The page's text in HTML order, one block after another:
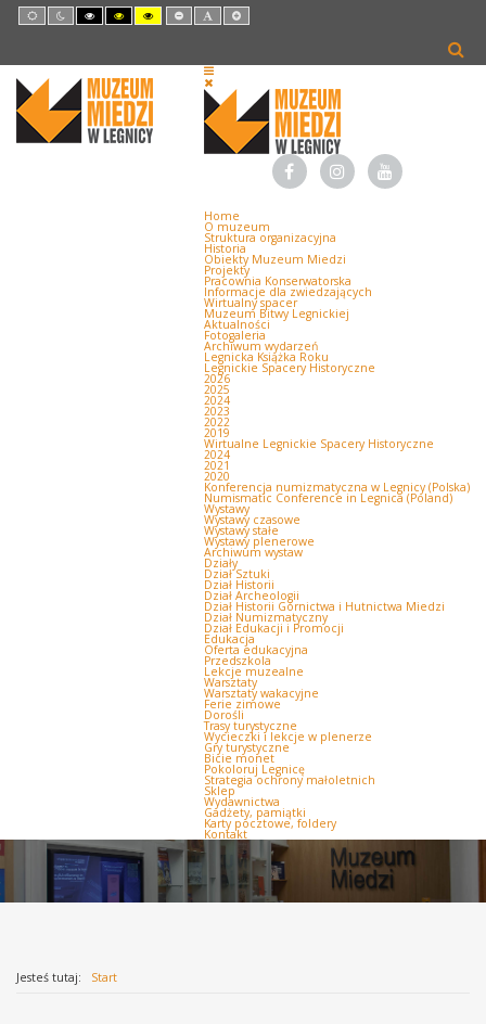
Default
mode
Night
mode
High
Contrast
High
Contrast
High
Contrast
Set
SmallerDefault
Set
Larger
Home
O muzeum
Struktura organizacyjna
Historia
Obiekty Muzeum Miedzi
Projekty
Pracownia Konserwatorska
Informacje dla zwiedzających
Wirtualny spacer
Muzeum Bitwy Legnickiej
Aktualności
Fotogaleria
Archiwum wydarzeń
Legnicka Książka Roku
Legnickie Spacery Historyczne
2026
2025
2024
2023
2022
2019
Wirtualne Legnickie Spacery Historyczne
2024
2021
2020
Konferencja numizmatyczna w Legnicy (Polska)
Numismatic Conference in Legnica (Poland)
Wystawy
Wystawy czasowe
Wystawy stałe
Wystawy plenerowe
Archiwum wystaw
Działy
Dział Sztuki
Dział Historii
Dział Archeologii
Dział Historii Górnictwa i Hutnictwa Miedzi
Dział Numizmatyczny
Dział Edukacji i Promocji
Edukacja
Oferta edukacyjna
Przedszkola
Lekcje muzealne
Warsztaty
Warsztaty wakacyjne
Ferie zimowe
Dorośli
Trasy turystyczne
Wycieczki i lekcje w plenerze
Gry turystyczne
Bicie monet
Pokoloruj Legnicę
Strategia ochrony małoletnich
Sklep
Wydawnictwa
Gadżety, pamiątki
Karty pocztowe, foldery
Kontakt
Jesteś tutaj: Start